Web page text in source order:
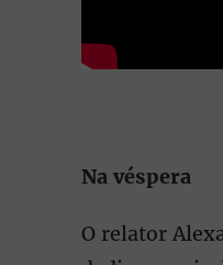
Na véspera
O relator